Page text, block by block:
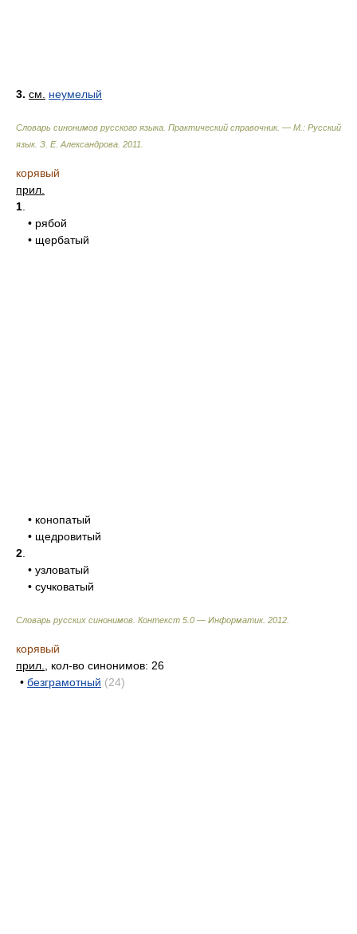
3. см. неумелый
Словарь синонимов русского языка. Практический справочник. — М.: Русский
язык. З. Е. Александрова 2011
корявый
прил.
1
• рябой
• щербатый
• конопатый
• щедровитый
2
• узловатый
• сучковатый
Словарь русских синонимов. Контекст 5.0 — Информатик. 2012
корявый
прил.
, кол-во синонимов: 26
• безграмотный (24)